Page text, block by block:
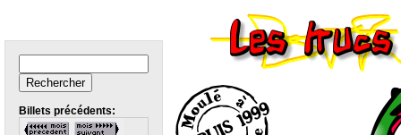
Billets précédents: